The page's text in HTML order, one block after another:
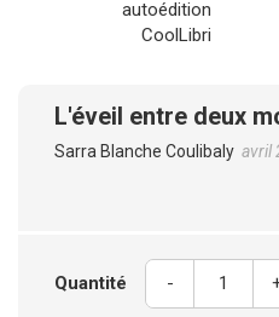
L'éveil entre deux
Sarra Blanche Coulibaly avril
Quantité -